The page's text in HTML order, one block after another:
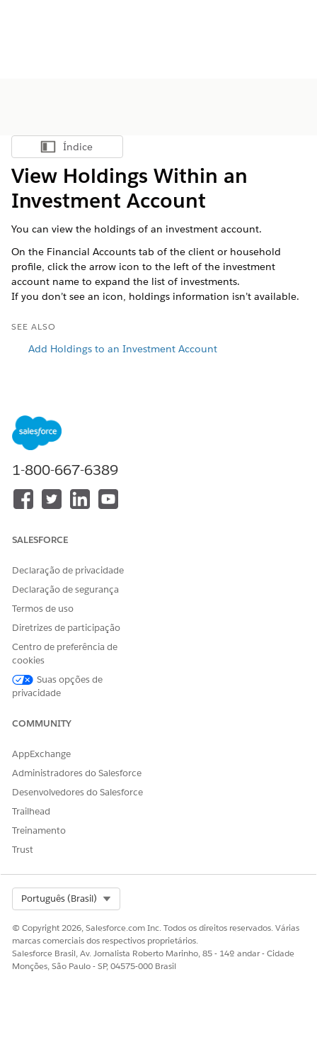
Mostrar índice
Índice
View Holdings Within an
Investment Account
You can view the holdings of an investment account.
On the Financial Accounts tab of the client or household
profile, click the arrow icon to the left of the investment
account name to expand the list of investments.
If you don’t see an icon, holdings information isn’t available.
SEE ALSO
Add Holdings to an Investment Account
1-800-667-6389
SALESFORCE
Declaração de privacidade
Declaração de segurança
Termos de uso
Diretrizes de participação
Centro de preferência de
cookies
Suas opções de
privacidade
COMMUNITY
AppExchange
Administradores do Salesforce
Desenvolvedores do Salesforce
Trailhead
Treinamento
Trust
Português (Brasil)
© Copyright 2026, Salesforce.com Inc. Todos os direitos reservados. Várias
marcas comerciais dos respectivos proprietários.
Salesforce Brasil, Av. Jornalista Roberto Marinho, 85 - 14º andar - Cidade
Monções, São Paulo - SP, 04575-000 Brasil